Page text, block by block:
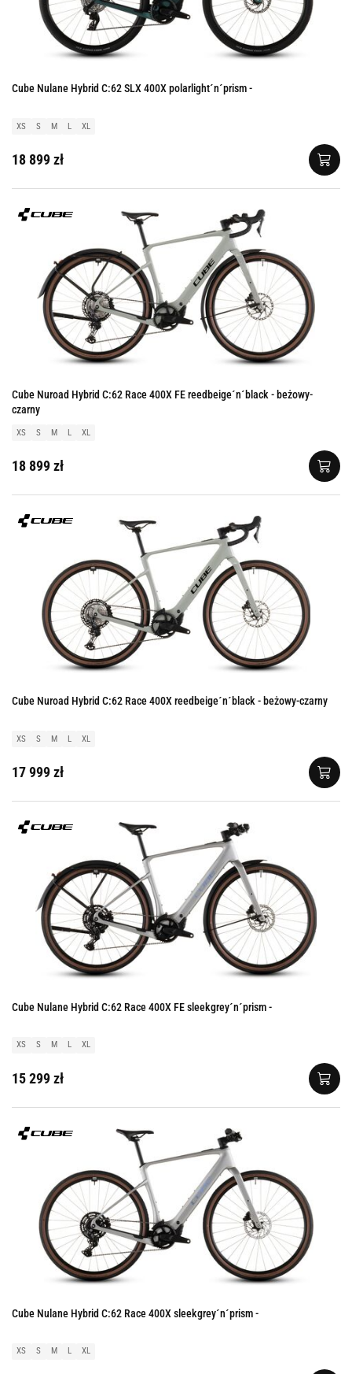
Cube Nulane Hybrid C:62 SLX 400X polarlight´n´prism -
XS S M L XL
18 899 zł
Cube Nuroad Hybrid C:62 Race 400X FE reedbeige´n´black - beżowy-
czarny
XS S M L XL
18 899 zł
Cube Nuroad Hybrid C:62 Race 400X reedbeige´n´black - beżowy-czarny
XS S M L XL
17 999 zł
Cube Nulane Hybrid C:62 Race 400X FE sleekgrey´n´prism -
XS S M L XL
15 299 zł
Cube Nulane Hybrid C:62 Race 400X sleekgrey´n´prism -
XS S M L XL